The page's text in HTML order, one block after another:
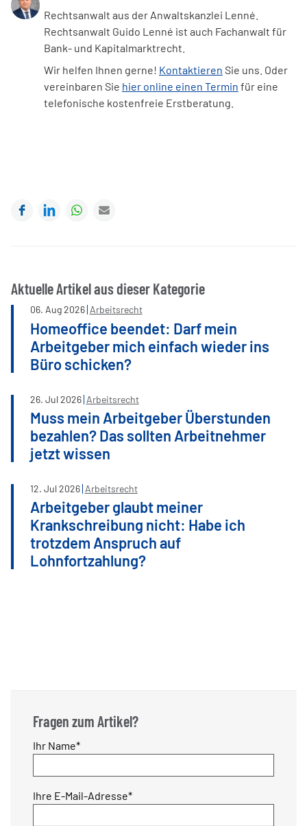
Rechtsanwalt aus der Anwaltskanzlei Lenné.
Rechtsanwalt Guido Lenné ist auch Fachanwalt für
Bank- und Kapitalmarktrecht.
Wir helfen Ihnen gerne! Kontaktieren Sie uns. Oder
vereinbaren Sie hier online einen Termin für eine
telefonische kostenfreie Erstberatung.
FacebookLinkedInWhatsApp
Aktuelle Artikel aus dieser Kategorie
06. Aug2026 Arbeitsrecht
Homeoffice beendet: Darf mein
Arbeitgeber mich einfach wieder ins
Büro schicken?
26. Jul 2026 Arbeitsrecht
Muss mein Arbeitgeber Überstunden
bezahlen? Das sollten Arbeitnehmer
jetzt wissen
12. Jul 2026 Arbeitsrecht
Arbeitgeber glaubt meiner
Krankschreibung nicht: Habe ich
trotzdem Anspruch auf
Lohnfortzahlung?
Fragen zum Artikel?
Pflichtfeld
Ihr Name*
Pflichtfeld
Ihre E-Mail-Adresse*